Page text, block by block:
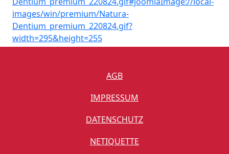
AGB
IMPRESSUM
DATENSCHUTZ
NETIQUETTE